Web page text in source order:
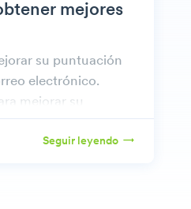
mejores
su puntuación
electrónico.
mejorar su
y asegurarse de que
de entrada.
Seguir leyendo